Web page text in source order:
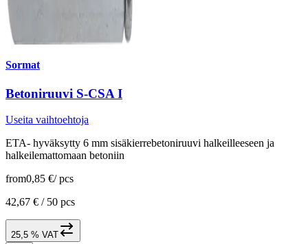
Sormat
Betoniruuvi S-CSA I
Useita vaihtoehtoja
ETA- hyväksytty 6 mm sisäkierrebetoniruuvi halkeilleeseen ja
halkeilemattomaan betoniin
from0,85 €/ pcs
42,67 € / 50 pcs
25,5 % VAT